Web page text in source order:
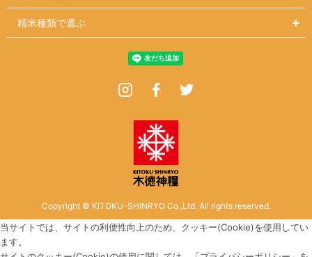
精米種類で選ぶ
InstagramFacebook
Copyright © KITOKU-SHINRYO Co.,Ltd. All rights reserved.
当サイトでは、サイトの利便性向上のため、クッキー(Cookie)を使用してい
ます。